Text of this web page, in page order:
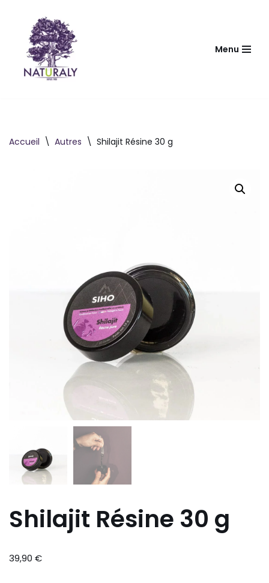
contenu
Menu
Accueil \ Autres \ Shilajit Résine 30 g
Shilajit Résine 30 g
39,90 €